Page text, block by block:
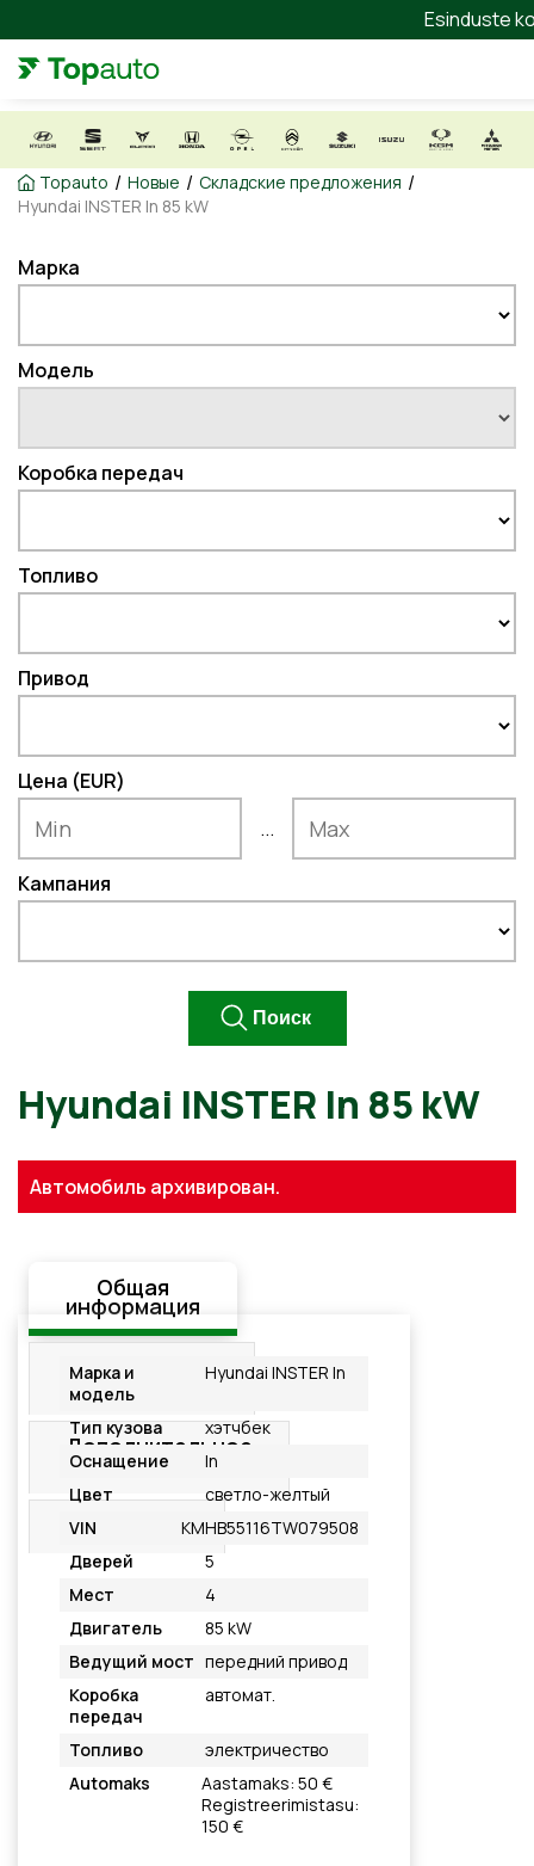
Esinduste
Topauto / Новые / Складские предложения /
Hyundai INSTER In 85 kW
Марка
Модель
Коробка передач
Топливо
Привод
Цена (EUR)
...
Кампания
Hyundai INSTER In 85 kW
Автомобиль архивирован.
Общая
информация
Стандартная
комплектация
Дополнительное
оснащение
Подробнее
Марка и
модель
Hyundai INSTER In
Тип кузова
хэтчбек
Оснащение
In
Цвет
светло-желтый
VIN
KMHB55116TW079508
Дверей
5
Мест
4
Двигатель
85 kW
Ведущий мост передний привод
Коробка
передач
автомат.
Топливо
электричество
Automaks
Aastamaks: 50 €
Registreerimistasu:
150 €